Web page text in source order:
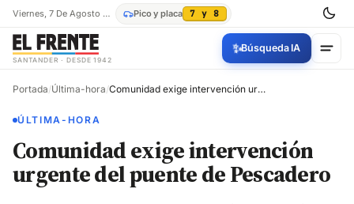
Viernes, 7 De Agosto De 2026 Pico y placa 7 y 8
SANTANDER · DESDE 1942
✨Búsqueda IA
Portada/Última-hora/ Comunidad exige intervención urgente del puente de Pescadero
ÚLTIMA-HORA
Comunidad exige intervención
urgente del puente de Pescadero